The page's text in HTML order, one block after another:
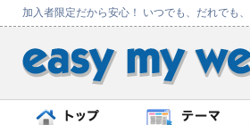
加入者限定だから安心！ いつでも、だれでも、